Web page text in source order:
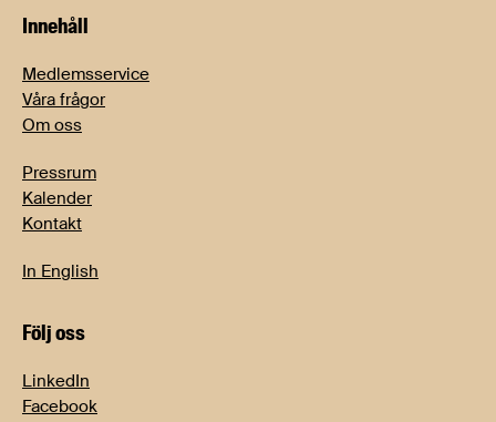
Innehåll
Medlemsservice
Våra frågor
Om oss
Pressrum
Kalender
Kontakt
In English
Följ oss
LinkedIn
Facebook